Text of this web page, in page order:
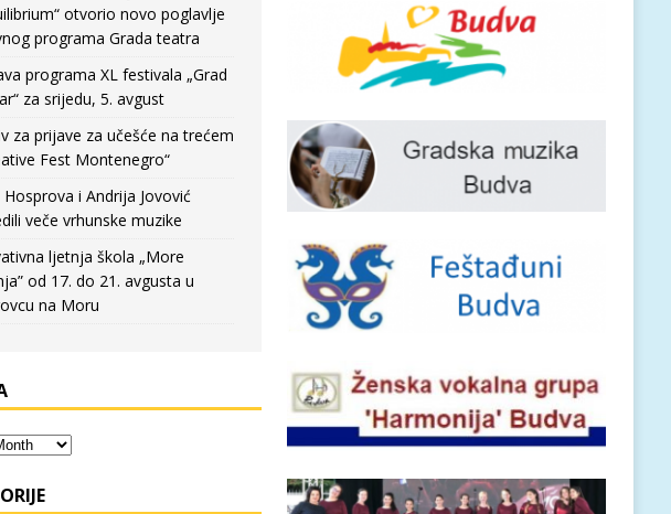
otvorio novo poglavlje
programa Grada teatra
programa XL festivala „Grad
za srijedu, 5. avgust
za prijave za učešće na trećem
Fest Montenegro“
Hosprova i Andrija Jovović
veče vrhunske muzike
ljetnja škola „More
od 17. do 21. avgusta u
na Moru